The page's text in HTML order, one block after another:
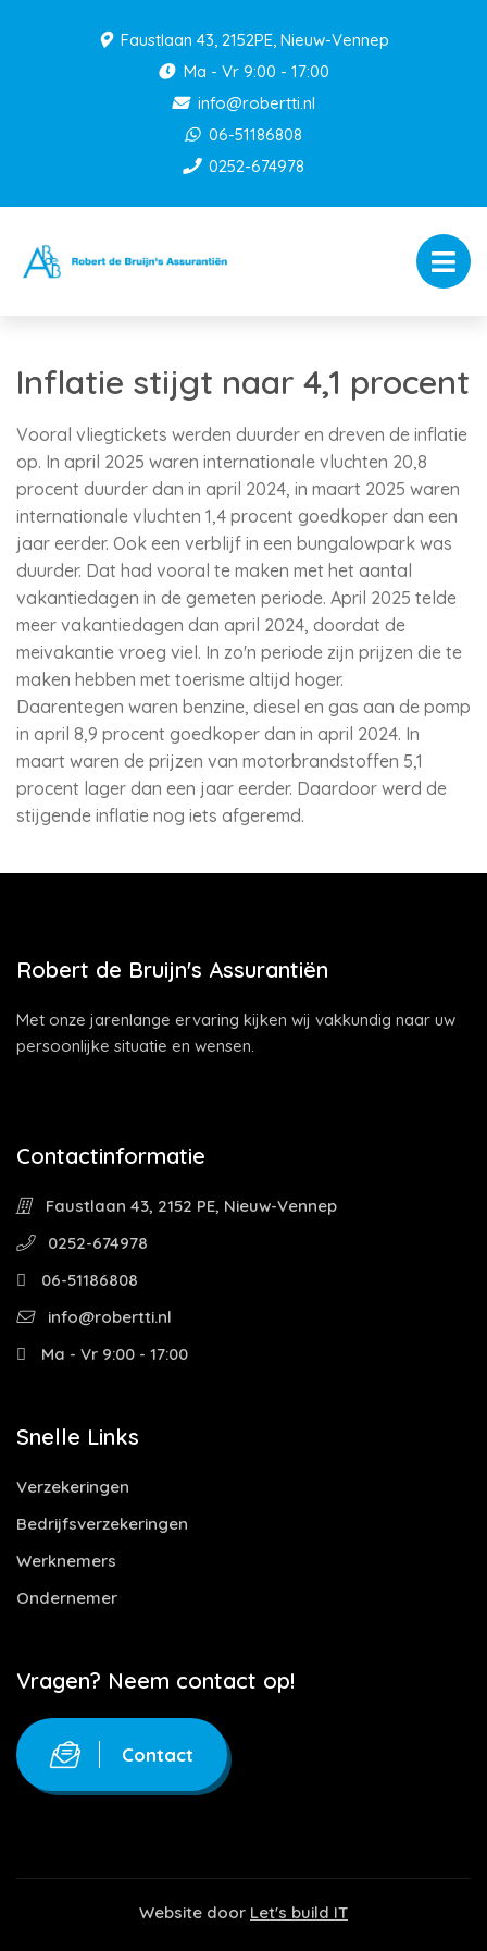
Faustlaan 43, 2152PE, Nieuw-Vennep
Ma - Vr 9:00 - 17:00
info@robertti.nl
06-51186808
0252-674978
Inflatie stijgt naar 4,1 procent
Vooral vliegtickets werden duurder en dreven de inflatie
op. In april 2025 waren internationale vluchten 20,8
procent duurder dan in april 2024, in maart 2025 waren
internationale vluchten 1,4 procent goedkoper dan een
jaar eerder. Ook een verblijf in een bungalowpark was
duurder. Dat had vooral te maken met het aantal
vakantiedagen in de gemeten periode. April 2025 telde
meer vakantiedagen dan april 2024, doordat de
meivakantie vroeg viel. In zo'n periode zijn prijzen die te
maken hebben met toerisme altijd hoger.
Daarentegen waren benzine, diesel en gas aan de pomp
in april 8,9 procent goedkoper dan in april 2024. In
maart waren de prijzen van motorbrandstoffen 5,1
procent lager dan een jaar eerder. Daardoor werd de
stijgende inflatie nog iets afgeremd.
Robert de Bruijn's Assurantiën
Met onze jarenlange ervaring kijken wij vakkundig naar uw
persoonlijke situatie en wensen.
Contactinformatie
Faustlaan 43, 2152 PE, Nieuw-Vennep
0252-674978
06-51186808
info@robertti.nl
Ma - Vr 9:00 - 17:00
Snelle Links
Verzekeringen
Bedrijfsverzekeringen
Werknemers
Ondernemer
Vragen? Neem contact op!
Contact
Website door Let's build IT